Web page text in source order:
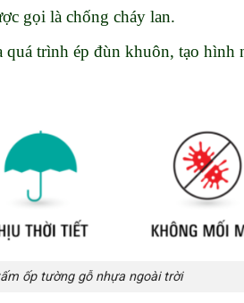
gọi là chống cháy lan.
trình ép đùn khuôn, tạo hình
ốp tường gỗ nhựa ngoài trời